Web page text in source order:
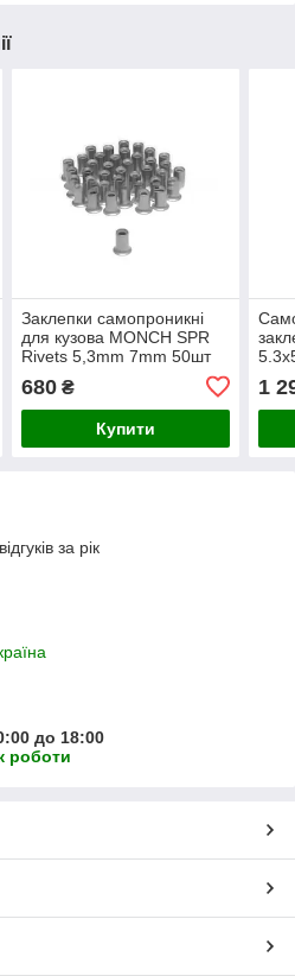
Заклепки самопроникні
для кузова MONCH SPR
Rivets 5,3mm 7mm 50шт
680₴
Купити
1
за рік
до 18:00
роботи